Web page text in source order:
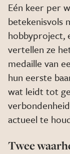
Eén keer per
betekenisvols
hobbyproject,
vertellen ze
medaille van
hun eerste
wat leidt tot
actueel te
Twee